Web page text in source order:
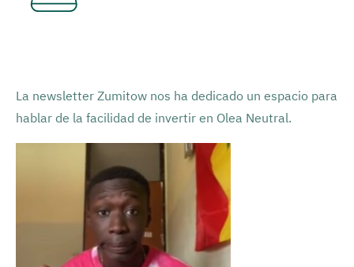
La newsletter Zumitow nos ha dedicado un espacio para
hablar de la facilidad de invertir en Olea Neutral.